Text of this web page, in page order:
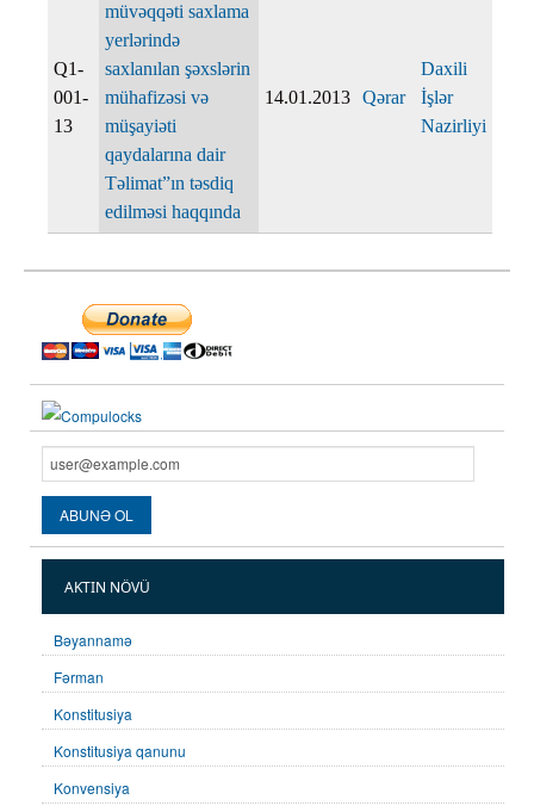
Q1-
001-
13
müvəqqəti saxlama
yerlərində
saxlanılan şəxslərin
mühafizəsi və
müşayiəti
qaydalarına dair
Təlimat”ın təsdiq
edilməsi haqqında
14.01.2013 Qərar
Daxili
İşlər
Nazirliyi
AKTIN NÖVÜ
Bəyannamə
Fərman
Konstitusiya
Konstitusiya qanunu
Konvensiya